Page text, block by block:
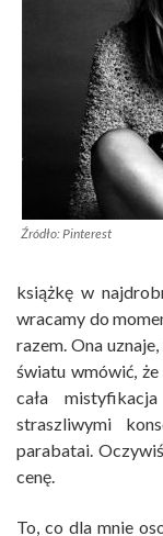
Źródło: Pinterest
książkę w
wracamy do
razem. Ona
światu wmówić,
cała
straszliwymi
parabatai.
cenę.
To, co dla mnie